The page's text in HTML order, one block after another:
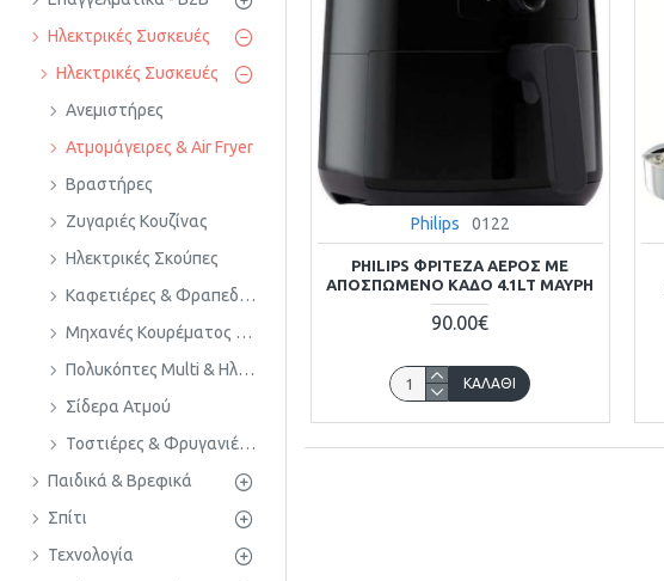
Ηλεκτρικές Συσκευές
Ηλεκτρικές Συσκευές
Ανεμιστήρες
Ατμομάγειρες & Air Fryer
Βραστήρες
Ζυγαριές Κουζίνας
Ηλεκτρικές Σκούπες
Καφετιέρες & Φραπεδιέρες
Μηχανές Κουρέματος & Πρέσες Μαλλιών & Πιστολάκια Μαλλιών
Πολυκόπτες Multi & Ηλεκτρικοί Στίφτες
Σίδερα Ατμού
Τοστιέρες & Φρυγανιέρες & Κρεπιέρες & Βαφλιέρες
Παιδικά & Βρεφικά
Σπίτι
Τεχνολογία
Philips 0122
PHILIPS ΦΡΙΤΈΖΑ ΑΈΡΟΣ ΜΕ
ΑΠΟΣΠΏΜΕΝΟ ΚΆΔΟ 4.1LT ΜΑΎΡΗ
90.00€
ΚΑΛΆΘΙ